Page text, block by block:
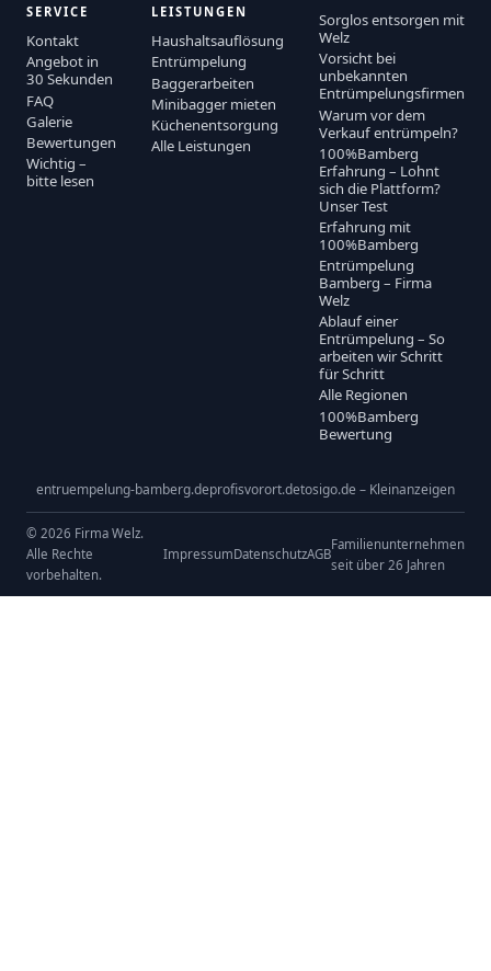
SERVICE
Kontakt
Angebot in
30 Sekunden
FAQ
Galerie
Bewertungen
Wichtig –
bitte lesen
LEISTUNGEN
Haushaltsauflösung
Entrümpelung
Baggerarbeiten
Minibagger mieten
Küchenentsorgung
Alle Leistungen
Sorglos entsorgen mit
Welz
Vorsicht bei
unbekannten
Entrümpelungsfirmen
Warum vor dem
Verkauf entrümpeln?
100%Bamberg
Erfahrung – Lohnt
sich die Plattform?
Unser Test
Erfahrung mit
100%Bamberg
Entrümpelung
Bamberg – Firma
Welz
Ablauf einer
Entrümpelung – So
arbeiten wir Schritt
für Schritt
Alle Regionen
100%Bamberg
Bewertung
entruempelung-bamberg.deprofisvorort.detosigo.de – Kleinanzeigen
© 2026 Firma Welz.
Alle Rechte
vorbehalten.
ImpressumDatenschutzAGB
Familienunternehmen
seit über 26 Jahren